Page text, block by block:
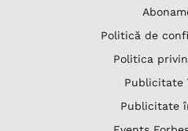
Politică de
Politica
Publicitate
Publicitate